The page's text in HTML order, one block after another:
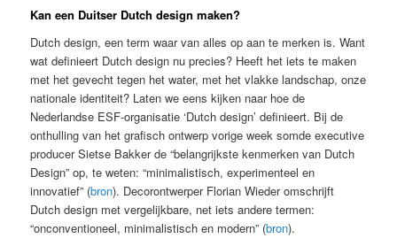
Kan een Duitser Dutch design maken?
Dutch design, een term waar van alles op aan te merken is. Want
wat definieert Dutch design nu precies? Heeft het iets te maken
met het gevecht tegen het water, met het vlakke landschap, onze
nationale identiteit? Laten we eens kijken naar hoe de
Nederlandse ESF-organisatie ‘Dutch design’ definieert. Bij de
onthulling van het grafisch ontwerp vorige week somde executive
producer Sietse Bakker de “belangrijkste kenmerken van Dutch
Design” op, te weten: “minimalistisch, experimenteel en
innovatief” (bron). Decorontwerper Florian Wieder omschrijft
Dutch design met vergelijkbare, net iets andere termen:
“onconventioneel, minimalistisch en modern” (bron).